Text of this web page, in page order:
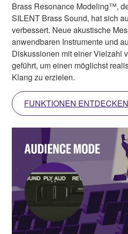
Brass Resonance Modeling™,
SILENT Brass Sound, hat sich
verbessert. Neue akustische
anwendbaren Instrumente und
Diskussionen mit einer Vielzahl
geführt, um einen möglichst
Klang zu erzielen.
FUNKTIONEN ENTDECKEN